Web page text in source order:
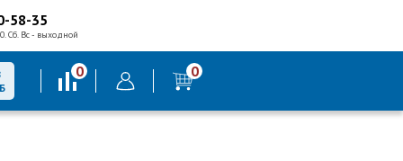
58-35
Сб. Вс - выходной
0 0